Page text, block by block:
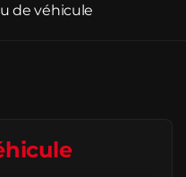
de véhicule